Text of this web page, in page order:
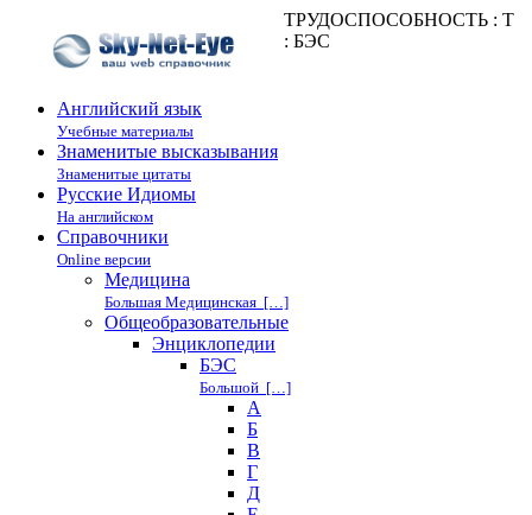
ТРУДОСПОСОБНОСТЬ : Т
: БЭС
Английский язык
Учебные материалы
Знаменитые высказывания
Знаменитые цитаты
Русские Идиомы
На английском
Справочники
Online версии
Медицина
Большая Медицинская […]
Общеобразовательные
Энциклопедии
БЭС
Большой […]
А
Б
В
Г
Д